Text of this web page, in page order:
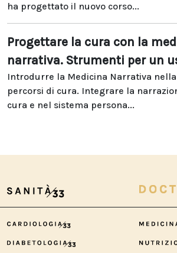
ha progettato il nuovo corso...
Progettare la cura con la
narrativa. Strumenti per un
Introdurre la Medicina Narrativa
percorsi di cura. Integrare la
cura e nel sistema persona...